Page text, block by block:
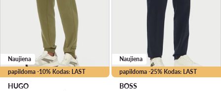
papildoma -10% Kodas: LAST
Naujiena
HUGO
papildoma -25% Kodas: LAST
Naujiena
BOSS